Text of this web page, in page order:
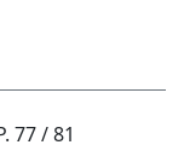
1999
77 / 81